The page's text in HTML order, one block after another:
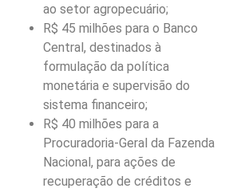
ao setor agropecuário;
R$ 45 milhões para o Banco
Central, destinados à
formulação da política
monetária e supervisão do
sistema financeiro;
R$ 40 milhões para a
Procuradoria-Geral da Fazenda
Nacional, para ações de
recuperação de créditos e